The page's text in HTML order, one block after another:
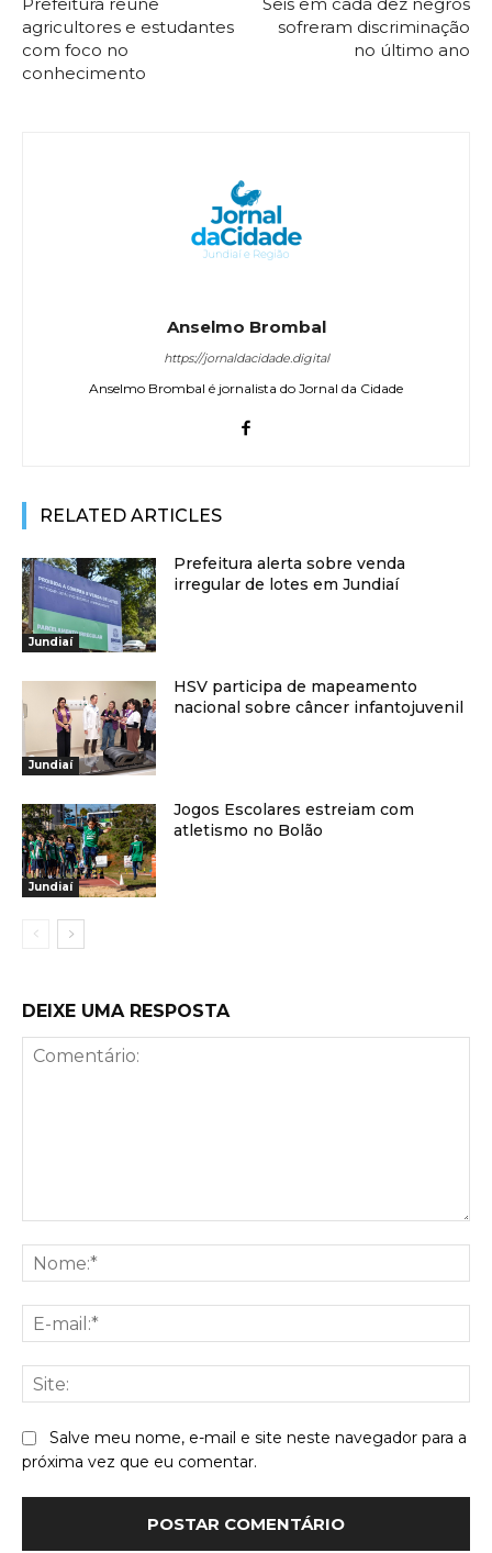
Prefeitura reúne
agricultores e estudantes
com foco no
conhecimento
Seis em cada dez negros
sofreram discriminação
no último ano
Anselmo Brombal
https://jornaldacidade.digital
Anselmo Brombal é jornalista do Jornal da Cidade
RELATED ARTICLES
Jundiaí
Prefeitura alerta sobre venda
irregular de lotes em Jundiaí
Jundiaí
HSV participa de mapeamento
nacional sobre câncer infantojuvenil
Jundiaí
Jogos Escolares estreiam com
atletismo no Bolão
DEIXE UMA RESPOSTA
Salve meu nome, e-mail e site neste navegador para a
próxima vez que eu comentar.